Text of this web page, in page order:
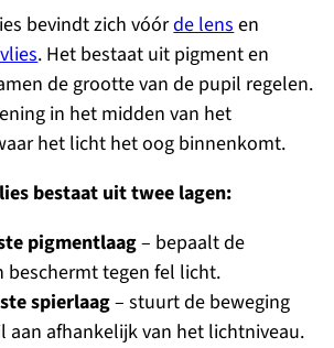
bevindt zich vóórde lensen
. Het bestaat uit pigment en
de grootte van de pupil regelen.
in het midden van het
het licht het oog binnenkomt.
bestaat uit twee lagen:
pigmentlaag– bepaalt de
beschermt tegen fel licht.
spierlaag– stuurt de beweging
aan afhankelijk van het lichtniveau.